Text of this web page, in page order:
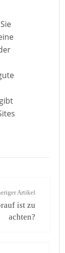
Artikel
ist zu
achten?